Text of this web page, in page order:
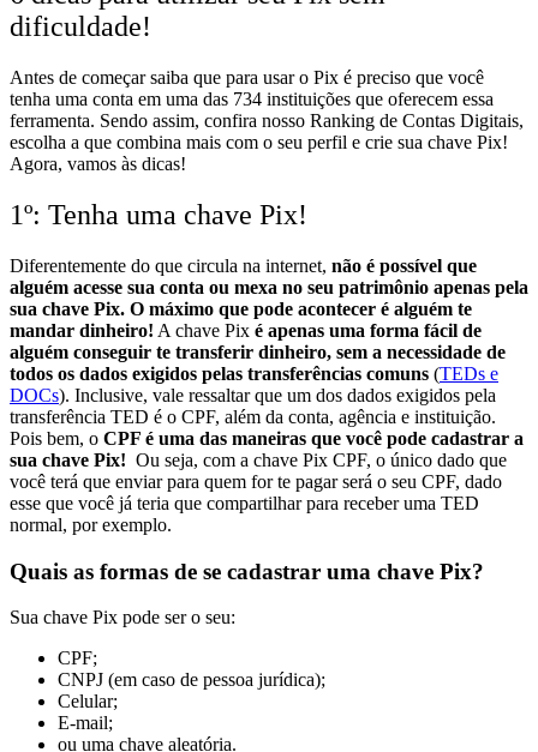
dificuldade!
Antes de começar saiba que para usar o Pix é preciso que você
tenha uma conta em uma das 734 instituições que oferecem essa
ferramenta. Sendo assim, confira nosso Ranking de Contas Digitais,
escolha a que combina mais com o seu perfil e crie sua chave Pix!
Agora, vamos às dicas!
1º: Tenha uma chave Pix!
Diferentemente do que circula na internet, não é possível que
alguém acesse sua conta ou mexa no seu patrimônio apenas pela
sua chave Pix. O máximo que pode acontecer é alguém te
mandar dinheiro! A chave Pix é apenas uma forma fácil de
alguém conseguir te transferir dinheiro, sem a necessidade de
todos os dados exigidos pelas transferências comuns (TEDs e
DOCs). Inclusive, vale ressaltar que um dos dados exigidos pela
transferência TED é o CPF, além da conta, agência e instituição.
Pois bem, o CPF é uma das maneiras que você pode cadastrar a
sua chave Pix! Ou seja, com a chave Pix CPF, o único dado que
você terá que enviar para quem for te pagar será o seu CPF, dado
esse que você já teria que compartilhar para receber uma TED
normal, por exemplo.
Quais as formas de se cadastrar uma chave Pix?
Sua chave Pix pode ser o seu:
CPF;
CNPJ (em caso de pessoa jurídica);
Celular;
E-mail;
ou uma chave aleatória.